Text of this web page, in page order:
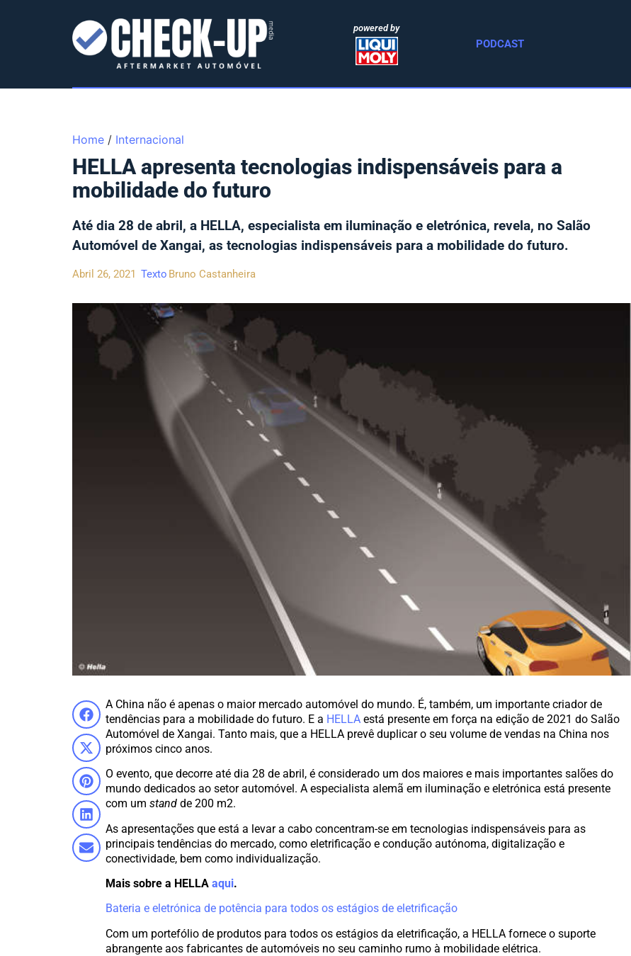
powered by
PODCAST
Home / Internacional
HELLA apresenta tecnologias indispensáveis para a
mobilidade do futuro
Até dia 28 de abril, a HELLA, especialista em iluminação e eletrónica, revela, no Salão
Automóvel de Xangai, as tecnologias indispensáveis para a mobilidade do futuro.
Abril 26, 2021 Texto Bruno Castanheira
A China não é apenas o maior mercado automóvel do mundo. É, também, um importante criador de
tendências para a mobilidade do futuro. E a HELLA está presente em força na edição de 2021 do Salão
Automóvel de Xangai. Tanto mais, que a HELLA prevê duplicar o seu volume de vendas na China nos
próximos cinco anos.
O evento, que decorre até dia 28 de abril, é considerado um dos maiores e mais importantes salões do
mundo dedicados ao setor automóvel. A especialista alemã em iluminação e eletrónica está presente
com umstandde 200 m2.
As apresentações que está a levar a cabo concentram-se em tecnologias indispensáveis ​​para as
principais tendências do mercado, como eletrificação e condução autónoma, digitalização e
conectividade, bem como individualização.
Mais sobre a HELLAaqui.
Bateria e eletrónica de potência para todos os estágios de eletrificação
Com um portefólio de produtos para todos os estágios da eletrificação, a HELLA fornece o suporte
abrangente aos fabricantes de automóveis no seu caminho rumo à mobilidade elétrica.